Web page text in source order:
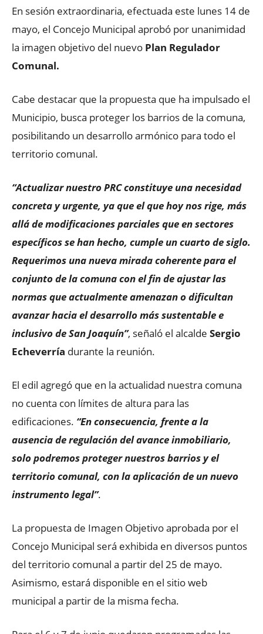
En sesión extraordinaria, efectuada este lunes 14 de
mayo, el Concejo Municipal aprobó por unanimidad
la imagen objetivo del nuevo Plan Regulador
Comunal.
Cabe destacar que la propuesta que ha impulsado el
Municipio, busca proteger los barrios de la comuna,
posibilitando un desarrollo armónico para todo el
territorio comunal.
“Actualizar nuestro PRC constituye una necesidad
concreta y urgente, ya que el que hoy nos rige, más
allá de modificaciones parciales que en sectores
específicos se han hecho, cumple un cuarto de siglo.
Requerimos una nueva mirada coherente para el
conjunto de la comuna con el fin de ajustar las
normas que actualmente amenazan o dificultan
avanzar hacia el desarrollo más sustentable e
inclusivo de San Joaquín”, señaló el alcalde Sergio
Echeverría durante la reunión.
El edil agregó que en la actualidad nuestra comuna
no cuenta con límites de altura para las
edificaciones. “En consecuencia, frente a la
ausencia de regulación del avance inmobiliario,
solo podremos proteger nuestros barrios y el
territorio comunal, con la aplicación de un nuevo
instrumento legal”.
La propuesta de Imagen Objetivo aprobada por el
Concejo Municipal será exhibida en diversos puntos
del territorio comunal a partir del 25 de mayo.
Asimismo, estará disponible en el sitio web
municipal a partir de la misma fecha.